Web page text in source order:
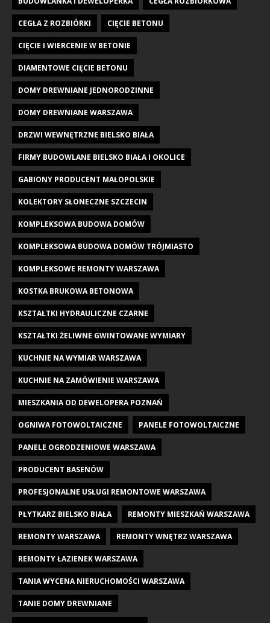
CEGŁA Z ROZBIÓRKI CIĘCIE BETONU
CIĘCIE I WIERCENIE W BETONIE
DIAMENTOWE CIĘCIE BETONU
DOMY DREWNIANE JEDNORODZINNE
DOMY DREWNIANE WARSZAWA
DRZWI WEWNĘTRZNE BIELSKO BIAŁA
FIRMY BUDOWLANE BIELSKO BIAŁA I OKOLICE
GABIONY PRODUCENT MAŁOPOLSKIE
KOLEKTORY SŁONECZNE SZCZECIN
KOMPLEKSOWA BUDOWA DOMÓW
KOMPLEKSOWA BUDOWA DOMÓW TRÓJMIASTO
KOMPLEKSOWE REMONTY WARSZAWA
KOSTKA BRUKOWA BETONOWA
KSZTAŁTKI HYDRAULICZNE CZARNE
KSZTAŁTKI ŻELIWNE GWINTOWANE WYMIARY
KUCHNIE NA WYMIAR WARSZAWA
KUCHNIE NA ZAMÓWIENIE WARSZAWA
MIESZKANIA OD DEWELOPERA POZNAŃ
OGNIWA FOTOWOLTAICZNE PANELE FOTOWOLTAICZNE
PANELE OGRODZENIOWE WARSZAWA
PRODUCENT BASENÓW
PROFESJONALNE USŁUGI REMONTOWE WARSZAWA
PŁYTKARZ BIELSKO BIAŁA REMONTY MIESZKAŃ WARSZAWA
REMONTY WARSZAWA REMONTY WNĘTRZ WARSZAWA
REMONTY ŁAZIENEK WARSZAWA
TANIA WYCENA NIERUCHOMOŚCI WARSZAWA
TANIE DOMY DREWNIANE